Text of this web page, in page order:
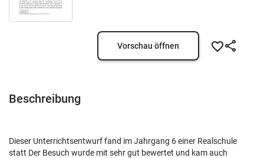
Vorschau öffnen
Beschreibung
Dieser Unterrichtsentwurf fand im Jahrgang 6 einer Realschule
statt Der Besuch wurde mit sehr gut bewertet und kam auch